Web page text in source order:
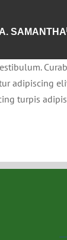
SAMANTHA
adipiscing
turpis